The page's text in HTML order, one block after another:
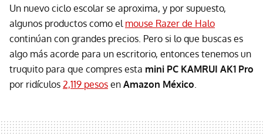
Un nuevo ciclo escolar se aproxima, y por supuesto,
algunos productos como el mouse Razer de Halo
continúan con grandes precios. Pero si lo que buscas es
algo más acorde para un escritorio, entonces tenemos un
truquito para que compres esta mini PC KAMRUI AK1 Pro
por ridículos 2,119 pesos en Amazon México.